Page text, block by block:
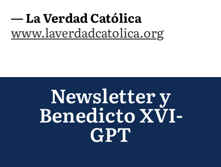
— La Verdad Católica
www.laverdadcatolica.org
Newsletter y
Benedicto XVI-
GPT